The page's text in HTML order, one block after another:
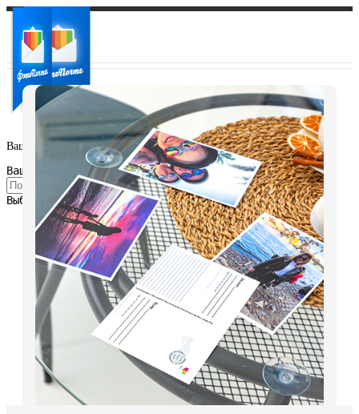
Ваш город:
Ваш регион доставки
Выберите из списка: